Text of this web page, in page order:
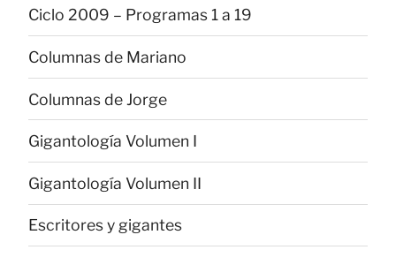
Ciclo 2009 – Programas 1 a 19
Columnas de Mariano
Columnas de Jorge
Gigantología Volumen I
Gigantología Volumen II
Escritores y gigantes